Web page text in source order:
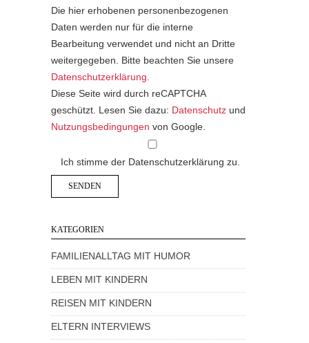
Die hier erhobenen personenbezogenen
Daten werden nur für die interne
Bearbeitung verwendet und nicht an Dritte
weitergegeben. Bitte beachten Sie unsere
Datenschutzerklärung.
Diese Seite wird durch reCAPTCHA
geschützt. Lesen Sie dazu: Datenschutz und
Nutzungsbedingungen von Google.
Ich stimme der Datenschutzerklärung zu.
KATEGORIEN
FAMILIENALLTAG MIT HUMOR
LEBEN MIT KINDERN
REISEN MIT KINDERN
ELTERN INTERVIEWS